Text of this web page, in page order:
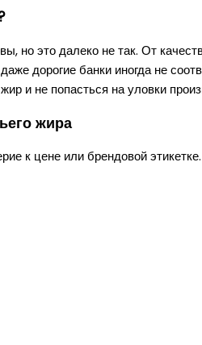
но это далеко не так. От
дорогие банки иногда не
и не попасться на уловки
жира
к цене или брендовой